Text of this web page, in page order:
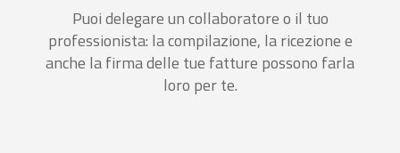
Puoi delegare un collaboratore o il tuo
professionista: la compilazione, la ricezione e
anche la firma delle tue fatture possono farla
loro per te.